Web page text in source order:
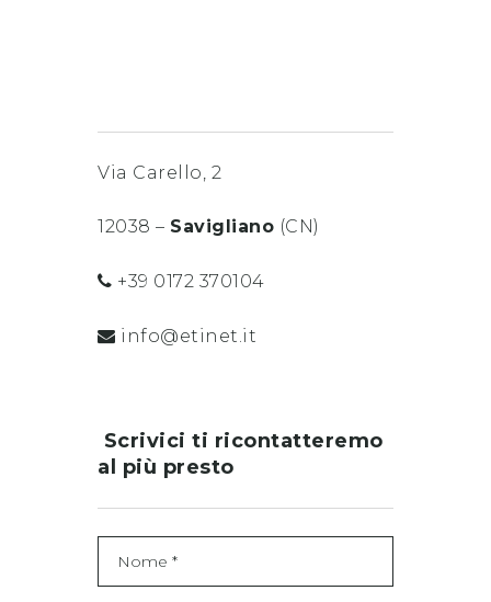
Via Carello, 2
12038 – Savigliano (CN)
+39 0172 370104
info@etinet.it
Scrivici ti ricontatteremo
al più presto